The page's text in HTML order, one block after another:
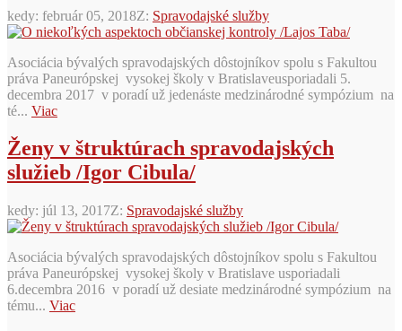
kedy: február 05, 2018Z: Spravodajské služby
Asociácia bývalých spravodajských dôstojníkov spolu s Fakultou
práva Paneurópskej vysokej školy v Bratislaveusporiadali 5.
decembra 2017 v poradí už jedenáste medzinárodné sympózium na
té... Viac
Ženy v štruktúrach spravodajských
služieb /Igor Cibula/
kedy: júl 13, 2017Z: Spravodajské služby
Asociácia bývalých spravodajských dôstojníkov spolu s Fakultou
práva Paneurópskej vysokej školy v Bratislave usporiadali
6.decembra 2016 v poradí už desiate medzinárodné sympózium na
tému... Viac